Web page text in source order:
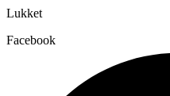
Lukket
Facebook